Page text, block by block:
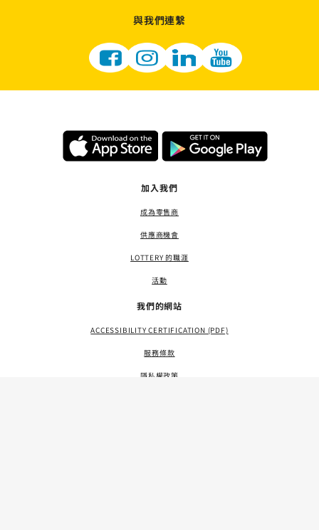
與我們連繫
加入我們
成為零售商
供應商機會
LOTTERY 的職涯
活動
我們的網站
ACCESSIBILITY CERTIFICATION (PDF)
服務條款
隱私權政策